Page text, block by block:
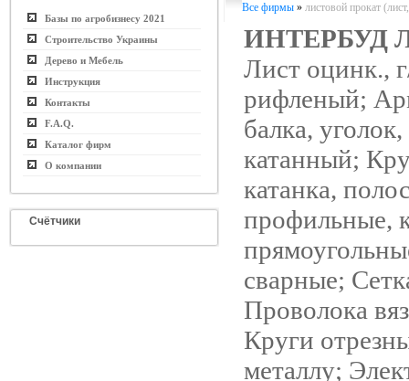
Базы по агробизнесу 2021
Строительство Украины
Дерево и Мебель
Инструкция
Контакты
F.A.Q.
Каталог фирм
О компании
Счётчики
Все фирмы » листовой прокат
ИНТЕРБУД
Лист оцинк.,
рифленый;
балка,
катанный;
катанка,
профильные,
сварные;
Проволока
Круги
металлу;